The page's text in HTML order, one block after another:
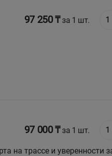
97 250 ₸за 1 шт.
97 000 ₸за 1 шт.
на трассе и уверенности